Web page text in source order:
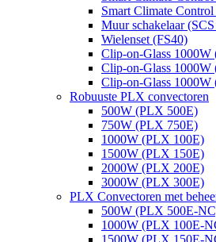
Smart Climate
Muur schakelaar
Wielenset (FS40)
Clip-on-Glass 1000W
Clip-on-Glass 1000W
Clip-on-Glass 1000W
Robuuste PLX convectoren
500W (PLX 500E)
750W (PLX 750E)
1000W (PLX 100E)
1500W (PLX 150E)
2000W (PLX 200E)
3000W (PLX 300E)
PLX Convectoren met
500W (PLX 500E-
1000W (PLX 100E-
1500W (PLX 150E-